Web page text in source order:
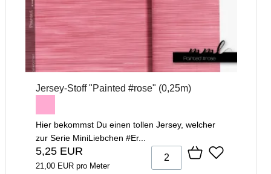
Jersey-Stoff "Painted #rose" (0,25m)
Hier bekommst Du einen tollen Jersey, welcher
zur Serie MiniLiebchen #Er...
5,25 EUR
21,00 EUR pro Meter